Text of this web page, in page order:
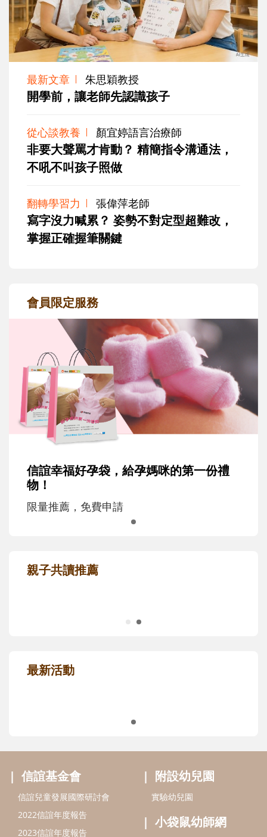
最新文章 朱思穎教授
開學前，讓老師先認識孩子
從心談教養 顏宜婷語言治療師
非要大聲罵才肯動？ 精簡指令溝通法，
不吼不叫孩子照做
翻轉學習力 張偉萍老師
寫字沒力喊累？ 姿勢不對定型超難改，
掌握正確握筆關鍵
會員限定服務
信誼幸福好孕袋，給孕媽咪的第一份禮
物！
限量推薦，免費申請
親子共讀推薦
最新活動